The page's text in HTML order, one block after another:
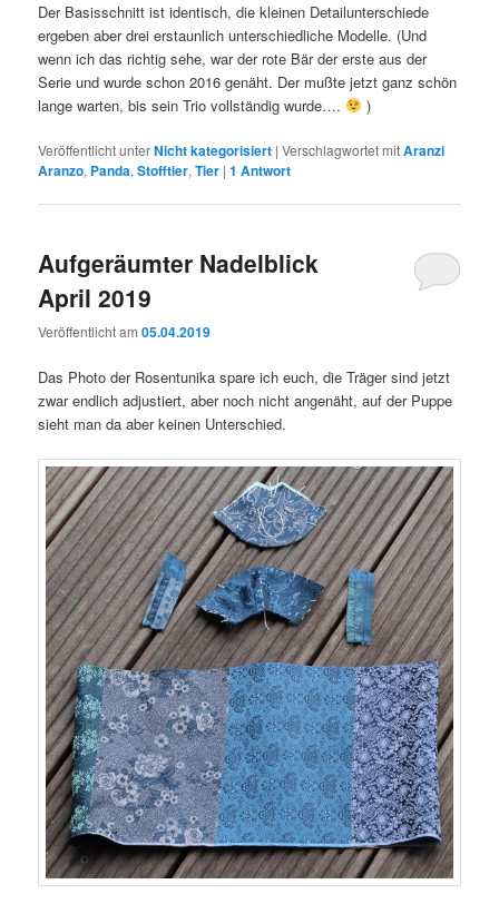
Der Basisschnitt ist identisch, die kleinen Detailunterschiede
ergeben aber drei erstaunlich unterschiedliche Modelle. (Und
wenn ich das richtig sehe, war der rote Bär der erste aus der
Serie und wurde schon 2016 genäht. Der mußte jetzt ganz schön
lange warten, bis sein Trio vollständig wurde….
)
Veröffentlicht unterNicht kategorisiert |Verschlagwortet mitAranzi
Aranzo, Panda,Stofftier,Tier |1 Antwort
Aufgeräumter Nadelblick
April 2019
Veröffentlicht am05.04.2019
Das Photo der Rosentunika spare ich euch, die Träger sind jetzt
zwar endlich adjustiert, aber noch nicht angenäht, auf der Puppe
sieht man da aber keinen Unterschied.